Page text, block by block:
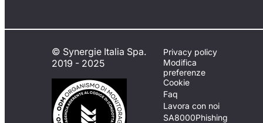
© Synergie Italia Spa.
2019 - 2025
Privacy policy
Modifica
preferenze
Cookie
Faq
Lavora con noi
SA8000Phishing